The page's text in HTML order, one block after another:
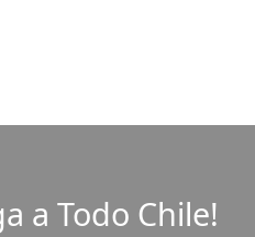
a Todo Chile!